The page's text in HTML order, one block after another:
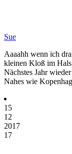
Sue
Aaaahh wenn ich
kleinen Kloß im
Nächstes Jahr
Nahes wie
15
12
2017
17